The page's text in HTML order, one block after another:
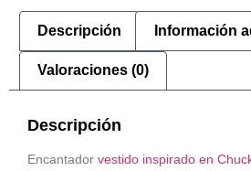
Descripción Información
Valoraciones (0)
Descripción
Encantador vestido inspirado en